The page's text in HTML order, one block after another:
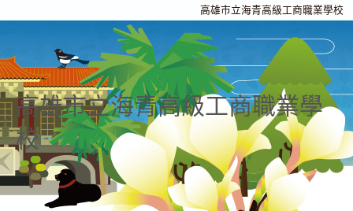
高雄市立海青高級工商職業學校
高雄市立海青高級工商職業學
校